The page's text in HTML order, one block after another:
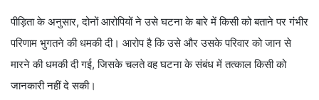
पीड़िता के अनुसार, दोनों आरोपियों ने उसे घटना के बारे में किसी को बताने पर गंभीर
परिणाम भुगतने की धमकी दी। आरोप है कि उसे और उसके परिवार को जान से
मारने की धमकी दी गई, जिसके चलते वह घटना के संबंध में तत्काल किसी को
जानकारी नहीं दे सकी।